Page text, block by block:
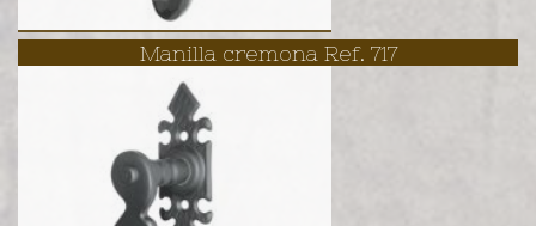
Manilla cremona Ref. 717